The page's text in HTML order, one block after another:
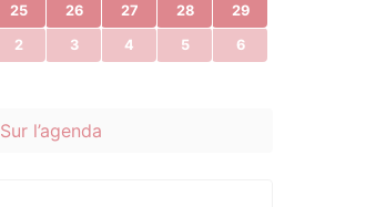
25 26 27 28 29
2 3 4 5 6
Sur l’agenda